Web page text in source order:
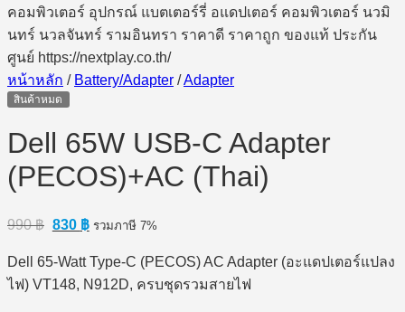
หน้าหลัก / Battery/Adapter /Adapter
สินค้าหมด
Dell 65W USB-C Adapter
(PECOS)+AC (Thai)
990฿ Original
price
was:
830 ฿Current
price
is:
830 ฿.
รวมภาษี 7%
Dell 65-Watt Type-C (PECOS) AC Adapter (อะแดปเตอร์แปลง
ไฟ) VT148, N912D, ครบชุดรวมสายไฟ